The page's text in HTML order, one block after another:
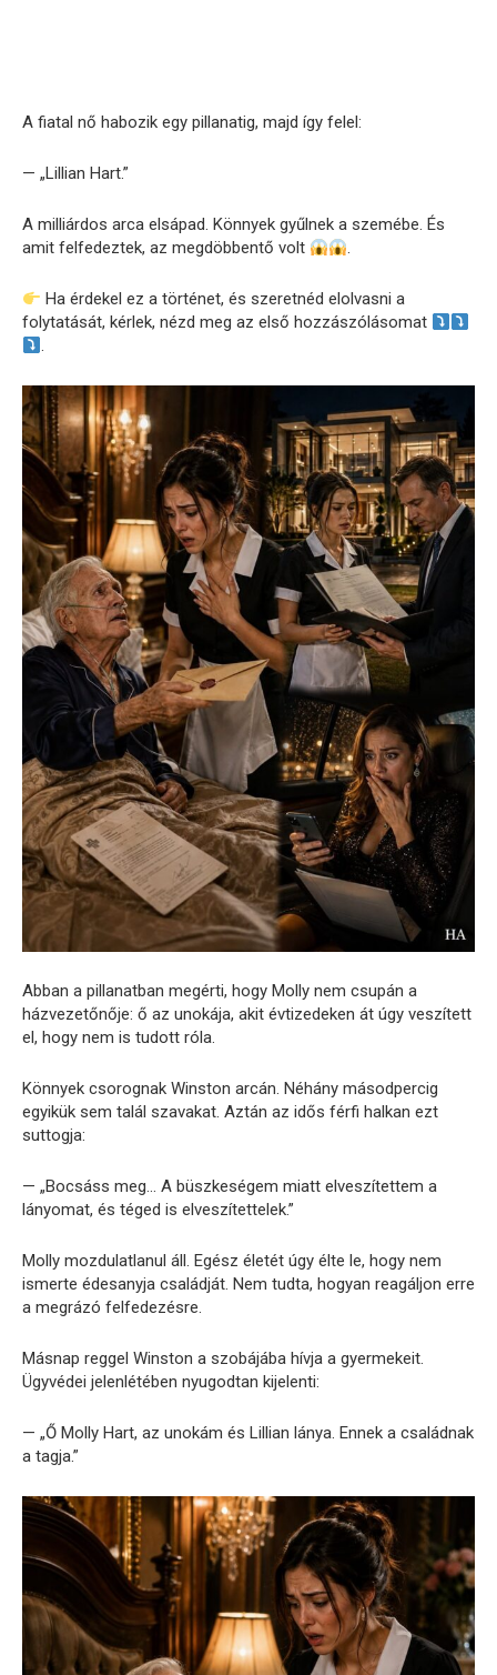
A fiatal nő habozik egy pillanatig, majd így felel:
— „Lillian Hart.”
A milliárdos arca elsápad. Könnyek gyűlnek a szemébe. És
amit felfedeztek, az megdöbbentő volt
.
Ha érdekel ez a történet, és szeretnéd elolvasni a
folytatását, kérlek, nézd meg az első hozzászólásomat
.
Abban a pillanatban megérti, hogy Molly nem csupán a
házvezetőnője: ő az unokája, akit évtizedeken át úgy veszített
el, hogy nem is tudott róla.
Könnyek csorognak Winston arcán. Néhány másodpercig
egyikük sem talál szavakat. Aztán az idős férfi halkan ezt
suttogja:
— „Bocsáss meg… A büszkeségem miatt elveszítettem a
lányomat, és téged is elveszítettelek.”
Molly mozdulatlanul áll. Egész életét úgy élte le, hogy nem
ismerte édesanyja családját. Nem tudta, hogyan reagáljon erre
a megrázó felfedezésre.
Másnap reggel Winston a szobájába hívja a gyermekeit.
Ügyvédei jelenlétében nyugodtan kijelenti:
— „Ő Molly Hart, az unokám és Lillian lánya. Ennek a családnak
a tagja.”